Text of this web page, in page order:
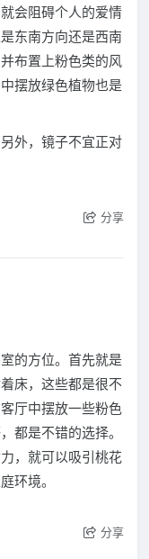
会阻碍个人的爱情
东南方向还是西南
布置上粉色类的风
摆放绿色植物也是
外，镜子不宜正对
分享
的方位。首先就是
床，这些都是很不
厅中摆放一些粉色
都是不错的选择。
，就可以吸引桃花
环境。
分享